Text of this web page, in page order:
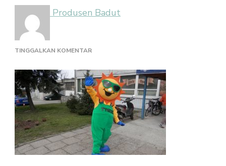
Produsen Badut
TINGGALKAN KOMENTARPADA
BADUT
EVENT
MURAH
KARAKTER
MATAHARI
PALING